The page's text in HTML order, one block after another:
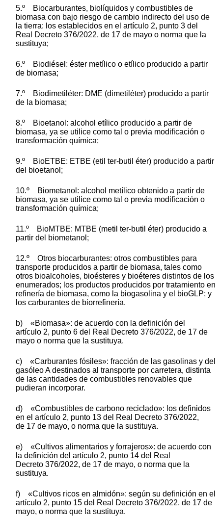
5.º Biocarburantes, biolíquidos y combustibles de
biomasa con bajo riesgo de cambio indirecto del uso de
la tierra: los establecidos en el artículo 2, punto 3 del
Real Decreto 376/2022, de 17 de mayo o norma que la
sustituya;
6.º Biodiésel: éster metílico o etílico producido a partir
de biomasa;
7.º Biodimetiléter: DME (dimetiléter) producido a partir
de la biomasa;
8.º Bioetanol: alcohol etílico producido a partir de
biomasa, ya se utilice como tal o previa modificación o
transformación química;
9.º BioETBE: ETBE (etil ter-butil éter) producido a partir
del bioetanol;
10.º Biometanol: alcohol metílico obtenido a partir de
biomasa, ya se utilice como tal o previa modificación o
transformación química;
11.º BioMTBE: MTBE (metil ter-butil éter) producido a
partir del biometanol;
12.º Otros biocarburantes: otros combustibles para
transporte producidos a partir de biomasa, tales como
otros bioalcoholes, bioésteres y bioéteres distintos de los
enumerados; los productos producidos por tratamiento en
refinería de biomasa, como la biogasolina y el bioGLP; y
los carburantes de biorrefinería.
b) «Biomasa»: de acuerdo con la definición del
artículo 2, punto 6 del Real Decreto 376/2022, de 17 de
mayo o norma que la sustituya.
c) «Carburantes fósiles»: fracción de las gasolinas y del
gasóleo A destinados al transporte por carretera, distinta
de las cantidades de combustibles renovables que
pudieran incorporar.
d) «Combustibles de carbono reciclado»: los definidos
en el artículo 2, punto 13 del Real Decreto 376/2022,
de 17 de mayo, o norma que la sustituya.
e) «Cultivos alimentarios y forrajeros»: de acuerdo con
la definición del artículo 2, punto 14 del Real
Decreto 376/2022, de 17 de mayo, o norma que la
sustituya.
f) «Cultivos ricos en almidón»: según su definición en el
artículo 2, punto 15 del Real Decreto 376/2022, de 17 de
mayo, o norma que la sustituya.